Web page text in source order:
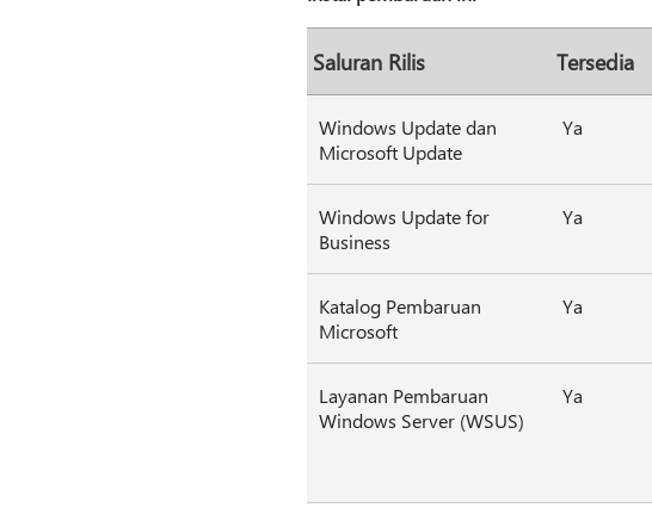
Saluran Rilis Tersedia
Windows Update dan
Microsoft Update
Ya
Windows Update for
Business
Ya
Katalog Pembaruan
Microsoft
Ya
Layanan Pembaruan
Windows Server (WSUS)
Ya